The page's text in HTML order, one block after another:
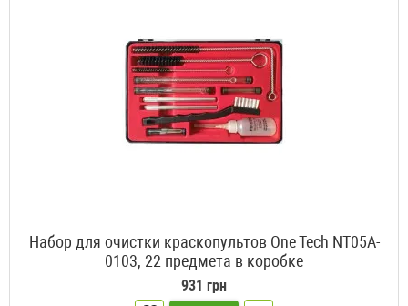
Набор для очистки краскопультов One Tech NT05A-
0103, 22 предмета в коробке
931 грн